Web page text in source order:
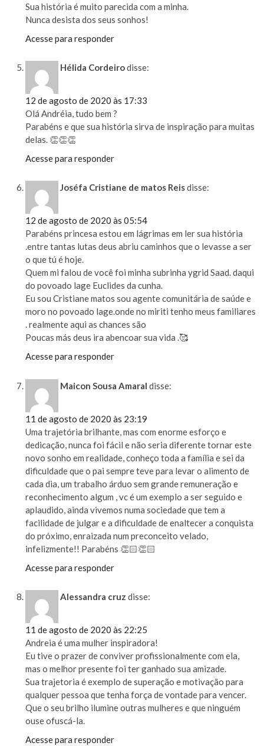
Sua história é muito parecida com a minha.
Nunca desista dos seus sonhos!
Acesse para responder
Hélida Cordeirodisse:
12 de agosto de 2020 às 17:33
Olá Andréia, tudo bem ?
Parabéns e que sua história sirva de inspiração para muitas
delas. 👏👏👏
Acesse para responder
Joséfa Cristiane de matos Reisdisse:
12 de agosto de 2020 às 05:54
Parabéns princesa estou em lágrimas em ler sua história
.entre tantas lutas deus abriu caminhos que o levasse a ser
o que tú é hoje.
Quem mi falou de você foi minha subrinha ygrid Saad. daqui
do povoado lage Euclides da cunha.
Eu sou Cristiane matos sou agente comunitária de saúde e
moro no povoado lage.onde no miriti tenho meus familiares
. realmente aqui as chances são
Poucas más deus ira abencoar sua vida .🥰
Acesse para responder
Maicon Sousa Amaral disse:
11 de agosto de 2020 às 23:19
Uma trajetória brilhante, mas com enorme esforço e
dedicação, nunca foi fácil e não seria diferente tornar este
novo sonho em realidade, conheço toda a família e sei da
dificuldade que o pai sempre teve para levar o alimento de
cada dia, um trabalho árduo sem grande remuneração e
reconhecimento algum , vc é um exemplo a ser seguido e
aplaudido, ainda vivemos numa sociedade que tem a
facilidade de julgar e a dificuldade de enaltecer a conquista
do próximo, enraizada num preconceito velado,
infelizmente!! Parabéns 👏🏻👏🏻
Acesse para responder
Alessandra cruz disse:
11 de agosto de 2020 às 22:25
Andreia é uma mulher inspiradora!
Eu tive o prazer de conviver profissionalmente com ela,
mas o melhor presente foi ter ganhado sua amizade.
Sua trajetoria é exemplo de superação e motivação para
qualquer pessoa que tenha força de vontade para vencer.
Que o seu brilho ilumine outras mulheres e que ninguém
ouse ofuscá-la.
Acesse para responder